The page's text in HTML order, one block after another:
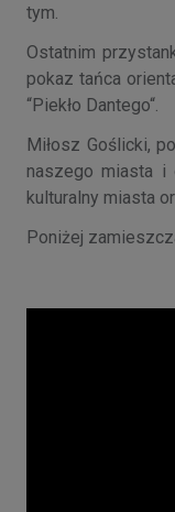
tym.
Ostatnim
pokaz tańca
“Piekło Dantego“.
Miłosz Goślicki,
naszego miasta i
kulturalny miasta
Poniżej